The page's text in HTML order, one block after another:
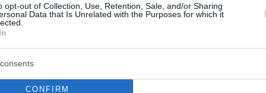
opt-out of Collection, Use, Retention, Sale, and/or Sharing
Data that Is Unrelated with the Purposes for which it
CONFIRM